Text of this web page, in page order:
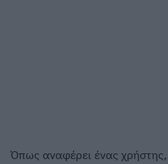
Όπως αναφέρει ένας